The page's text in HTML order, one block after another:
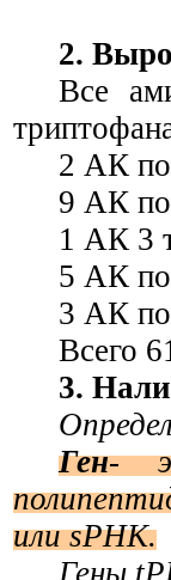
2.
Все
2 АК по
9 АК по
1 АК 3
5 АК по
3 АК по
Всего
3.
Ген-
илиsPHK.
Гены